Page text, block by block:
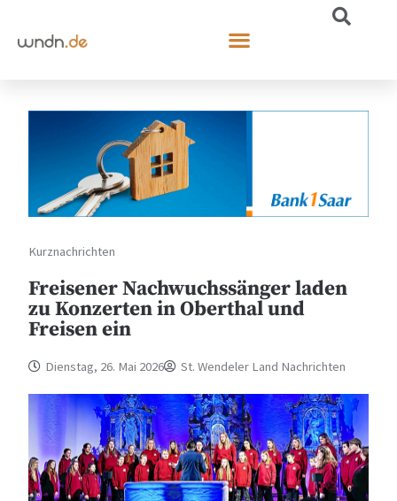
Kurznachrichten
Freisener Nachwuchssänger laden
zu Konzerten in Oberthal und
Freisen ein
Dienstag, 26. Mai 2026 St. Wendeler Land Nachrichten